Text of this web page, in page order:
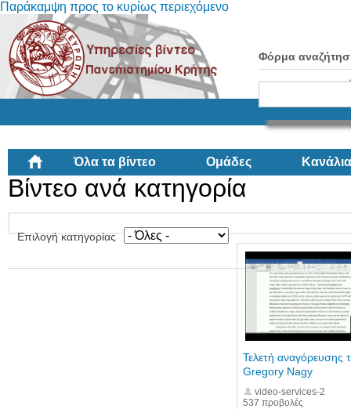
Παράκαμψη προς το κυρίως περιεχόμενο
Φόρμα
Όλα τα βίντεο Ομάδες Κανάλια
Βίντεο ανά κατηγορία
Επιλογή κατηγορίας
537 προβολές
Τελετή αναγόρευσης
Gregory Nagy
video-services-2